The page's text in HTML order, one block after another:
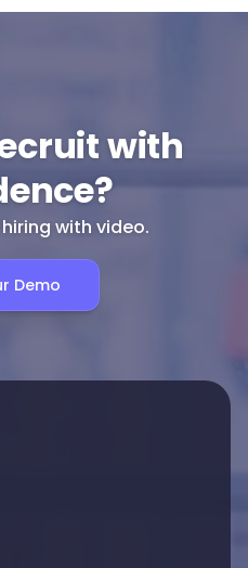
with
with video.
Demo